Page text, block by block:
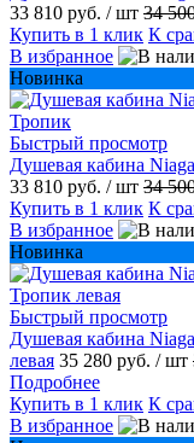
33 810 руб. / шт 34
Купить в 1 клик К
В избранное
Новинка
Быстрый просмотр
Душевая кабина
33 810 руб. / шт 34
Купить в 1 клик К
В избранное
Новинка
Быстрый просмотр
Душевая кабина
левая 35 280 руб. / шт
Подробнее
Купить в 1 клик К
В избранное